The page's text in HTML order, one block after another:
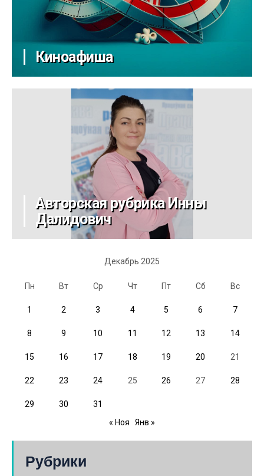
Киноафиша
Авторская рубрика Инны
Далидович
Декабрь 2025
Пн Вт Ср Чт Пт Сб Вс
1 2 3 4 5 6 7
8 9 10 11 12 13 14
15 16 17 18 19 20 21
22 23 24 25 26 27 28
29 30
31
« Ноя
Янв »
Рубрики